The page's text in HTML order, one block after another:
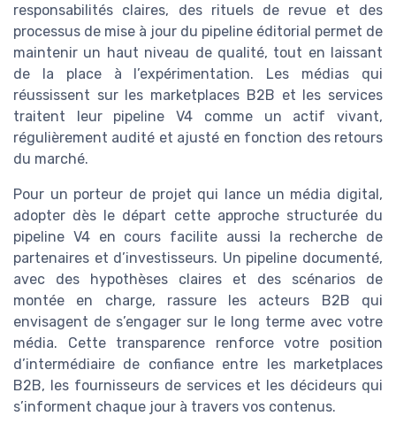
responsabilités claires, des rituels de revue et des
processus de mise à jour du pipeline éditorial permet de
maintenir un haut niveau de qualité, tout en laissant
de la place à l’expérimentation. Les médias qui
réussissent sur les marketplaces B2B et les services
traitent leur pipeline V4 comme un actif vivant,
régulièrement audité et ajusté en fonction des retours
du marché.
Pour un porteur de projet qui lance un média digital,
adopter dès le départ cette approche structurée du
pipeline V4 en cours facilite aussi la recherche de
partenaires et d’investisseurs. Un pipeline documenté,
avec des hypothèses claires et des scénarios de
montée en charge, rassure les acteurs B2B qui
envisagent de s’engager sur le long terme avec votre
média. Cette transparence renforce votre position
d’intermédiaire de confiance entre les marketplaces
B2B, les fournisseurs de services et les décideurs qui
s’informent chaque jour à travers vos contenus.